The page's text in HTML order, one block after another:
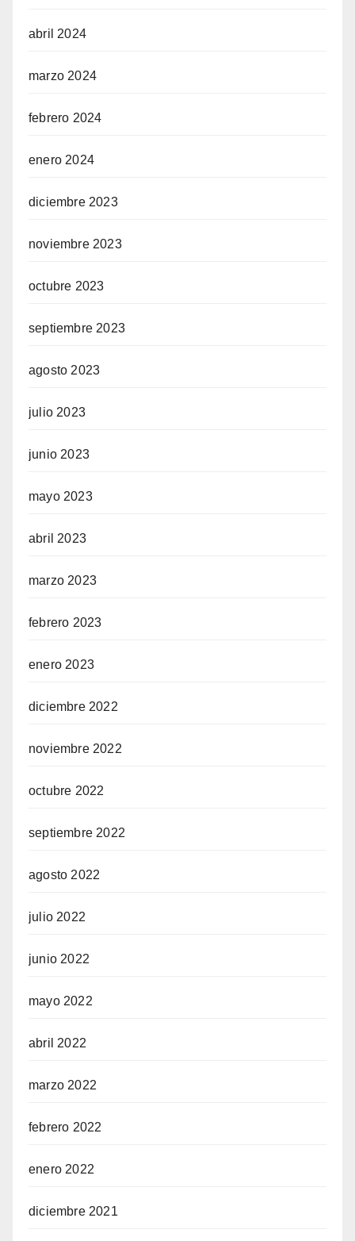
abril 2024
marzo 2024
febrero 2024
enero 2024
diciembre 2023
noviembre 2023
octubre 2023
septiembre 2023
agosto 2023
julio 2023
junio 2023
mayo 2023
abril 2023
marzo 2023
febrero 2023
enero 2023
diciembre 2022
noviembre 2022
octubre 2022
septiembre 2022
agosto 2022
julio 2022
junio 2022
mayo 2022
abril 2022
marzo 2022
febrero 2022
enero 2022
diciembre 2021